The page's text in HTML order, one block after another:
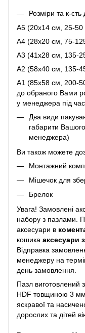
Розміри та к-сть
A5 (20х14 см, 25-50
A4 (28x20 см, 75-
A3 (41х28 см, 135-
A2 (58х40 см, 135-
A1 (85х58 см, 200-
до обраного Вами
у менеджера під час
Два види
габарити
менеджера)
Ви також можете
Монтажний
Мішечок для
Брелок
Увага! Замовлені
набору з пазлами.
аксесуари в
кошика аксесуари
Відправка
менеджеру на
день замовлення.
Пазл виготовлений
HDF товщиною 3
яскравої та
дорослих та дітей